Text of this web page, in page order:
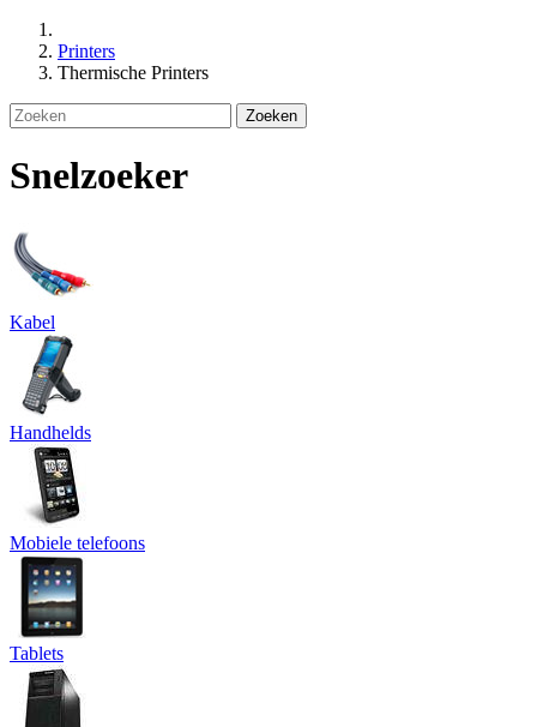
Printers
Thermische Printers
Zoeken
Snelzoeker
Kabel
Handhelds
Mobiele telefoons
Tablets